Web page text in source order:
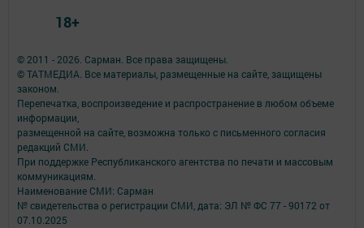
© 2011 - 2026. Сарман. Все права защищены.
© ТАТМЕДИА. Все материалы, размещенные на сайте, защищены
законом.
Перепечатка, воспроизведение и распространение в любом объеме
информации,
размещенной на сайте, возможна только с письменного согласия
редакций СМИ.
При поддержке Республиканского агентства по печати и массовым
коммуникациям.
Наименование СМИ: Сарман
№ свидетельства о регистрации СМИ, дата: ЭЛ № ФС 77 - 90172 от
07.10.2025
18+